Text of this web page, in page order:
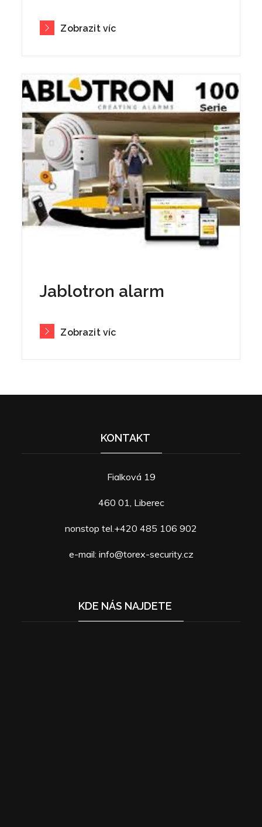
Zobrazit víc
Jablotron alarm
Zobrazit víc
KONTAKT
Fialková 19
460 01, Liberec
nonstop tel.+420 485 106 902
e-mail: info@torex-security.cz
KDE NÁS NAJDETE